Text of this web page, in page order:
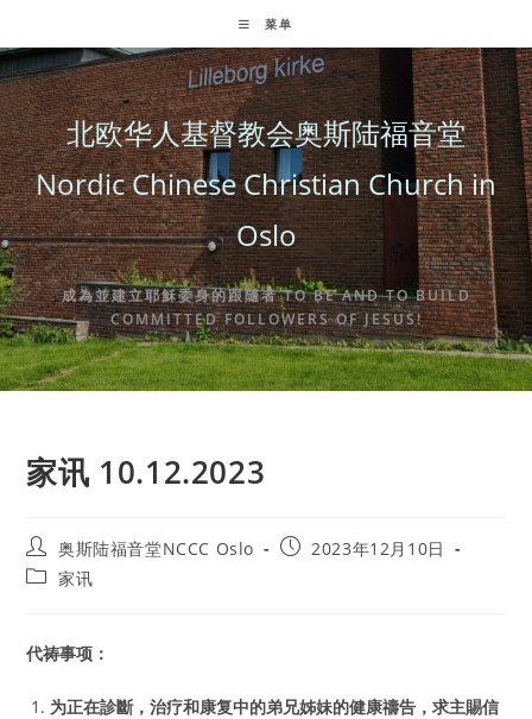
to
content
菜单
北欧华人基督教会奥斯陆福音堂
Nordic Chinese Christian Church in
Oslo
成為並建立耶穌委身的跟隨者 TO BE AND TO BUILD
COMMITTED FOLLOWERS OF JESUS!
家讯 10.12.2023
Post
author:
奥斯陆福音堂NCCC Oslo
Post2023年12月10日
Post家讯
代祷事项：
为正在診斷，治疗和康复中的弟兄姊妹的健康禱告，求主賜信